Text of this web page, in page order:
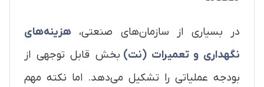
در بسیاری از سازمان‌های صنعتی، هزینه‌های
نگهداری و تعمیرات (نت) بخش قابل توجهی از
بودجه عملیاتی را تشکیل می‌دهد. اما نکته مهم